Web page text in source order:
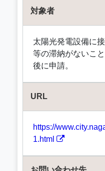
対象者
太陽光発電設備に
等の滞納がないこ
後に申請。
URL
https://
1.html